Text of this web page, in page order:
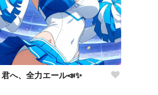
君へ、全力エール📣✨